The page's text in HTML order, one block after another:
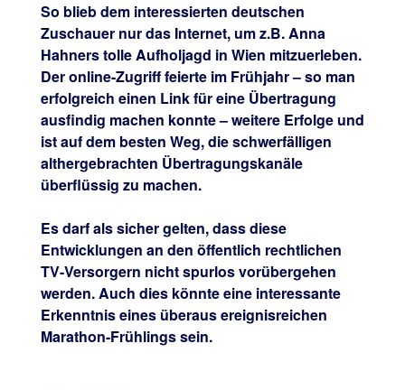
So blieb dem interessierten deutschen
Zuschauer nur das Internet, um z.B. Anna
Hahners tolle Aufholjagd in Wien mitzuerleben.
Der online-Zugriff feierte im Frühjahr – so man
erfolgreich einen Link für eine Übertragung
ausfindig machen konnte – weitere Erfolge und
ist auf dem besten Weg, die schwerfälligen
althergebrachten Übertragungskanäle
überflüssig zu machen.
Es darf als sicher gelten, dass diese
Entwicklungen an den öffentlich rechtlichen
TV-Versorgern nicht spurlos vorübergehen
werden. Auch dies könnte eine interessante
Erkenntnis eines überaus ereignisreichen
Marathon-Frühlings sein.